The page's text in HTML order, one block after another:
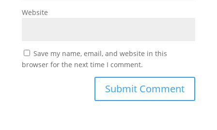
Website
Save my name, email, and website in this
browser for the next time I comment.